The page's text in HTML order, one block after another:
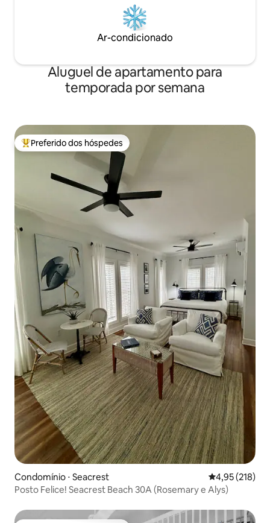
Ar-condicionado
Aluguel de apartamento para
temporada por semana
Entre os melhores preferidos dos hóspedes
Preferido dos hóspedes
Condomínio ⋅ Seacrest 4,95 de uma
4,95 (218)
Posto Felice! Seacrest Beach 30A (Rosemary e Alys)